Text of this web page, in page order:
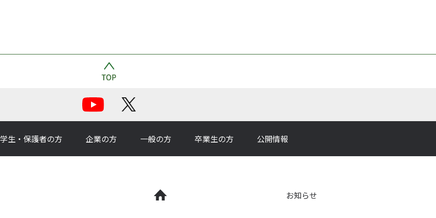
生・保護者の方 企業の方 一般の方 卒業生の方 公開情報
お知らせ